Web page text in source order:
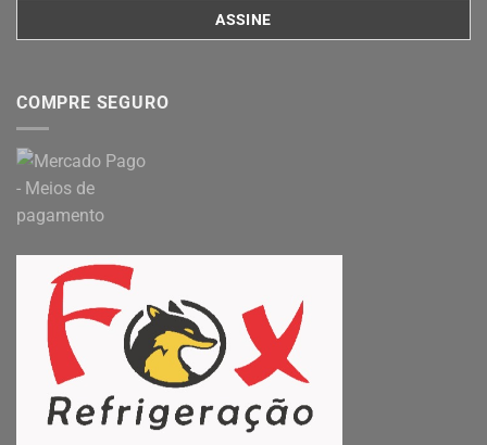
COMPRE SEGURO